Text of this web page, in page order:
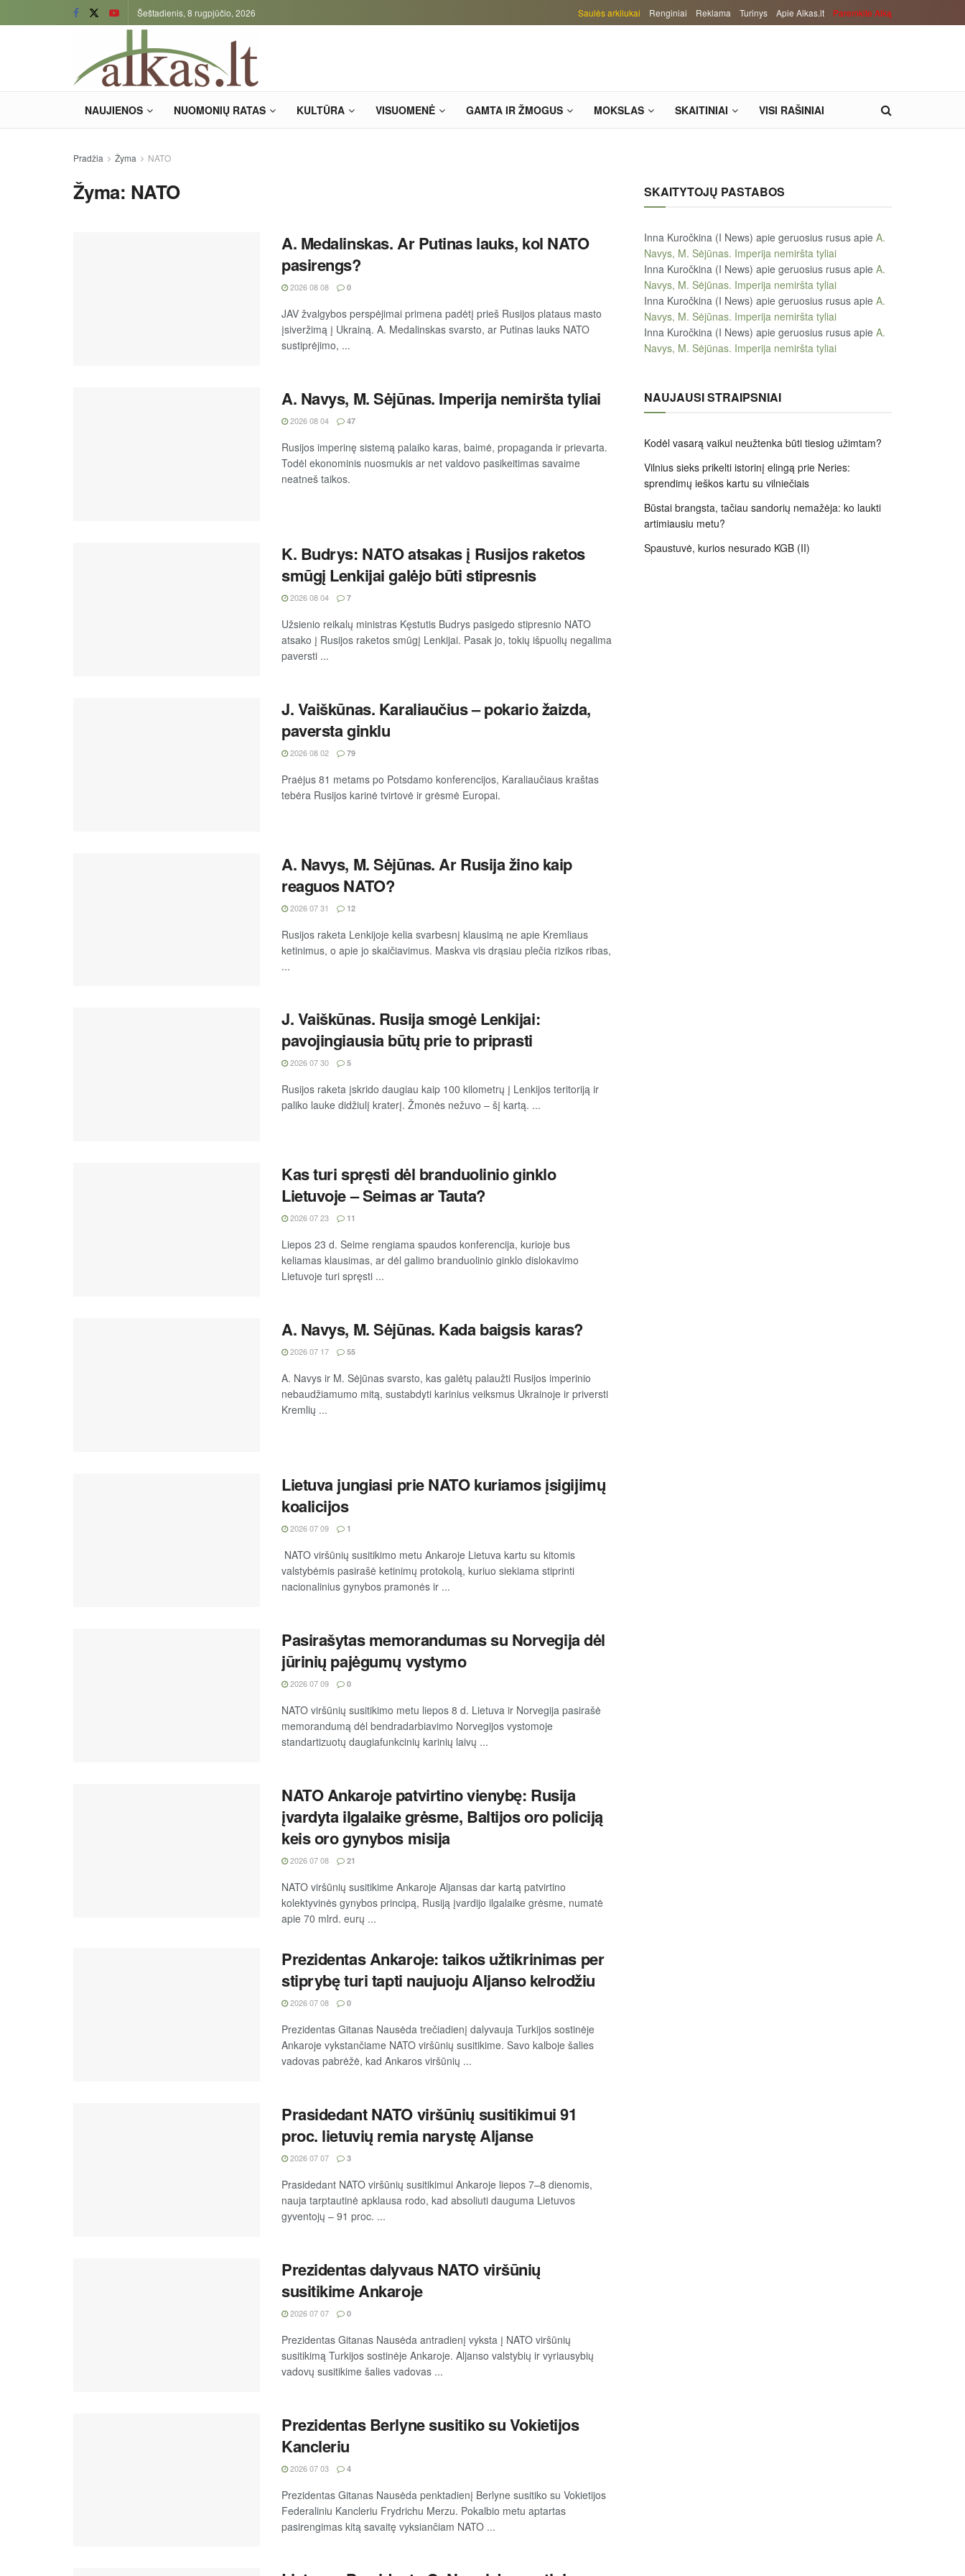
Šeštadienis, 8 rugpjūčio, 2026 Saulės arkliukai Renginiai Reklama Turinys Apie Alkas.lt Paremkite Alką
NAUJIENOS NUOMONIŲ RATAS KULTŪRA VISUOMENĖ GAMTA IR ŽMOGUS MOKSLAS SKAITINIAI VISI RAŠINIAI
Pradžia Žyma NATO
Žyma: NATO
A. Medalinskas. Ar Putinas lauks, kol NATO
pasirengs?
2026 08 08 0
JAV žvalgybos perspėjimai primena padėtį prieš Rusijos plataus masto
įsiveržimą į Ukrainą. A. Medalinskas svarsto, ar Putinas lauks NATO
sustiprėjimo, ...
A. Navys, M. Sėjūnas. Imperija nemiršta tyliai
2026 08 04 47
Rusijos imperinę sistemą palaiko karas, baimė, propaganda ir prievarta.
Todėl ekonominis nuosmukis ar net valdovo pasikeitimas savaime
neatneš taikos.
K. Budrys: NATO atsakas į Rusijos raketos
smūgį Lenkijai galėjo būti stipresnis
2026 08 04 7
Užsienio reikalų ministras Kęstutis Budrys pasigedo stipresnio NATO
atsako į Rusijos raketos smūgį Lenkijai. Pasak jo, tokių išpuolių negalima
paversti ...
J. Vaiškūnas. Karaliaučius – pokario žaizda,
paversta ginklu
2026 08 02 79
Praėjus 81 metams po Potsdamo konferencijos, Karaliaučiaus kraštas
tebėra Rusijos karinė tvirtovė ir grėsmė Europai.
A. Navys, M. Sėjūnas. Ar Rusija žino kaip
reaguos NATO?
2026 07 31 12
Rusijos raketa Lenkijoje kelia svarbesnį klausimą ne apie Kremliaus
ketinimus, o apie jo skaičiavimus. Maskva vis drąsiau plečia rizikos ribas,
...
J. Vaiškūnas. Rusija smogė Lenkijai:
pavojingiausia būtų prie to priprasti
2026 07 30 5
Rusijos raketa įskrido daugiau kaip 100 kilometrų į Lenkijos teritoriją ir
paliko lauke didžiulį kraterį. Žmonės nežuvo – šį kartą. ...
Kas turi spręsti dėl branduolinio ginklo
Lietuvoje – Seimas ar Tauta?
2026 07 23 11
Liepos 23 d. Seime rengiama spaudos konferencija, kurioje bus
keliamas klausimas, ar dėl galimo branduolinio ginklo dislokavimo
Lietuvoje turi spręsti ...
A. Navys, M. Sėjūnas. Kada baigsis karas?
2026 07 17 55
A. Navys ir M. Sėjūnas svarsto, kas galėtų palaužti Rusijos imperinio
nebaudžiamumo mitą, sustabdyti karinius veiksmus Ukrainoje ir priversti
Kremlių ...
Lietuva jungiasi prie NATO kuriamos įsigijimų
koalicijos
2026 07 09 1
NATO viršūnių susitikimo metu Ankaroje Lietuva kartu su kitomis
valstybėmis pasirašė ketinimų protokolą, kuriuo siekiama stiprinti
nacionalinius gynybos pramonės ir ...
Pasirašytas memorandumas su Norvegija dėl
jūrinių pajėgumų vystymo
2026 07 09 0
NATO viršūnių susitikimo metu liepos 8 d. Lietuva ir Norvegija pasirašė
memorandumą dėl bendradarbiavimo Norvegijos vystomoje
standartizuotų daugiafunkcinių karinių laivų ...
NATO Ankaroje patvirtino vienybę: Rusija
įvardyta ilgalaike grėsme, Baltijos oro policiją
keis oro gynybos misija
2026 07 08 21
NATO viršūnių susitikime Ankaroje Aljansas dar kartą patvirtino
kolektyvinės gynybos principą, Rusiją įvardijo ilgalaike grėsme, numatė
apie 70 mlrd. eurų ...
Prezidentas Ankaroje: taikos užtikrinimas per
stiprybę turi tapti naujuoju Aljanso kelrodžiu
2026 07 08 0
Prezidentas Gitanas Nausėda trečiadienį dalyvauja Turkijos sostinėje
Ankaroje vykstančiame NATO viršūnių susitikime. Savo kalboje šalies
vadovas pabrėžė, kad Ankaros viršūnių ...
Prasidedant NATO viršūnių susitikimui 91
proc. lietuvių remia narystę Aljanse
2026 07 07 3
Prasidedant NATO viršūnių susitikimui Ankaroje liepos 7–8 dienomis,
nauja tarptautinė apklausa rodo, kad absoliuti dauguma Lietuvos
gyventojų – 91 proc. ...
Prezidentas dalyvaus NATO viršūnių
susitikime Ankaroje
2026 07 07 0
Prezidentas Gitanas Nausėda antradienį vyksta į NATO viršūnių
susitikimą Turkijos sostinėje Ankaroje. Aljanso valstybių ir vyriausybių
vadovų susitikime šalies vadovas ...
Prezidentas Berlyne susitiko su Vokietijos
Kancleriu
2026 07 03 4
Prezidentas Gitanas Nausėda penktadienį Berlyne susitiko su Vokietijos
Federaliniu Kancleriu Frydrichu Merzu. Pokalbio metu aptartas
pasirengimas kitą savaitę vyksiančiam NATO ...
SKAITYTOJŲ PASTABOS
Inna Kuročkina (I News) apie geruosius rusus apie A.
Navys, M. Sėjūnas. Imperija nemiršta tyliai
Inna Kuročkina (I News) apie geruosius rusus apie A.
Navys, M. Sėjūnas. Imperija nemiršta tyliai
Inna Kuročkina (I News) apie geruosius rusus apie A.
Navys, M. Sėjūnas. Imperija nemiršta tyliai
Inna Kuročkina (I News) apie geruosius rusus apie A.
Navys, M. Sėjūnas. Imperija nemiršta tyliai
NAUJAUSI STRAIPSNIAI
Kodėl vasarą vaikui neužtenka būti tiesiog užimtam?
Vilnius sieks prikelti istorinį elingą prie Neries:
sprendimų ieškos kartu su vilniečiais
Būstai brangsta, tačiau sandorių nemažėja: ko laukti
artimiausiu metu?
Spaustuvė, kurios nesurado KGB (II)